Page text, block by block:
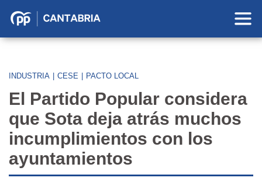
Partido
Cantabria
INDUSTRIA CESE PACTO LOCAL
El Partido Popular considera
que Sota deja atrás muchos
incumplimientos con los
ayuntamientos